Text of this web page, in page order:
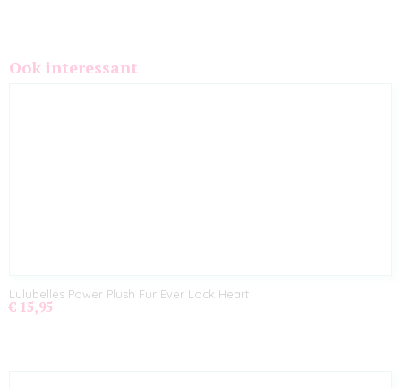
Ook interessant
Lulubelles Power Plush Fur Ever Lock Heart
€ 15,95